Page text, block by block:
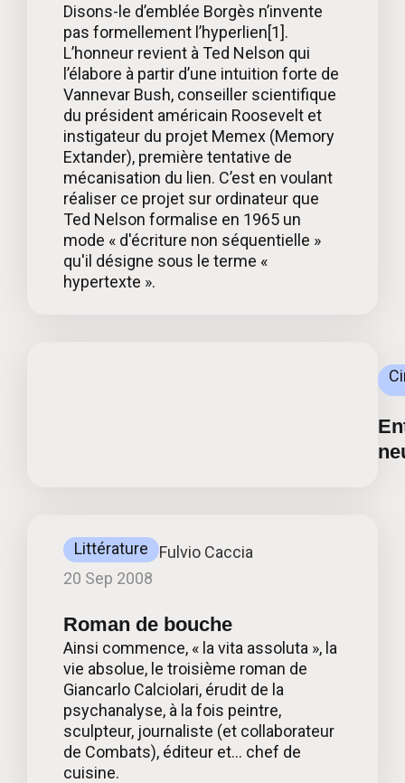
Disons-le d’emblée Borgès n’invente
pas formellement l’hyperlien[1].
L’honneur revient à Ted Nelson qui
l’élabore à partir d’une intuition forte de
Vannevar Bush, conseiller scientifique
du président américain Roosevelt et
instigateur du projet Memex (Memory
Extander), première tentative de
mécanisation du lien. C’est en voulant
réaliser ce projet sur ordinateur que
Ted Nelson formalise en 1965 un
mode « d'écriture non séquentielle »
qu'il désigne sous le terme «
hypertexte ».
Littérature
Fulvio Caccia
20 Sep 2008
Roman de bouche
Ainsi commence, « la vita assoluta », la
vie absolue, le troisième roman de
Giancarlo Calciolari, érudit de la
psychanalyse, à la fois peintre,
sculpteur, journaliste (et collaborateur
de Combats), éditeur et… chef de
cuisine.